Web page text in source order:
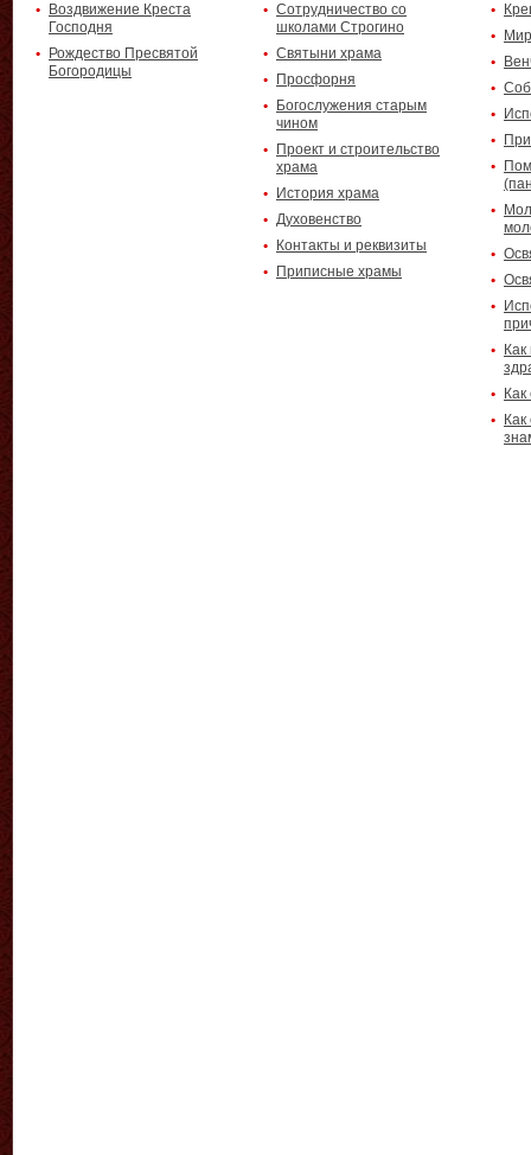
Воздвижение Креста
Господня
Рождество Пресвятой
Богородицы
Сотрудничество со
школами Строгино
Святыни храма
Просфорня
Богослужения старым
чином
Проект и строительство
храма
История храма
Духовенство
Контакты и реквизиты
Приписные храмы
Как